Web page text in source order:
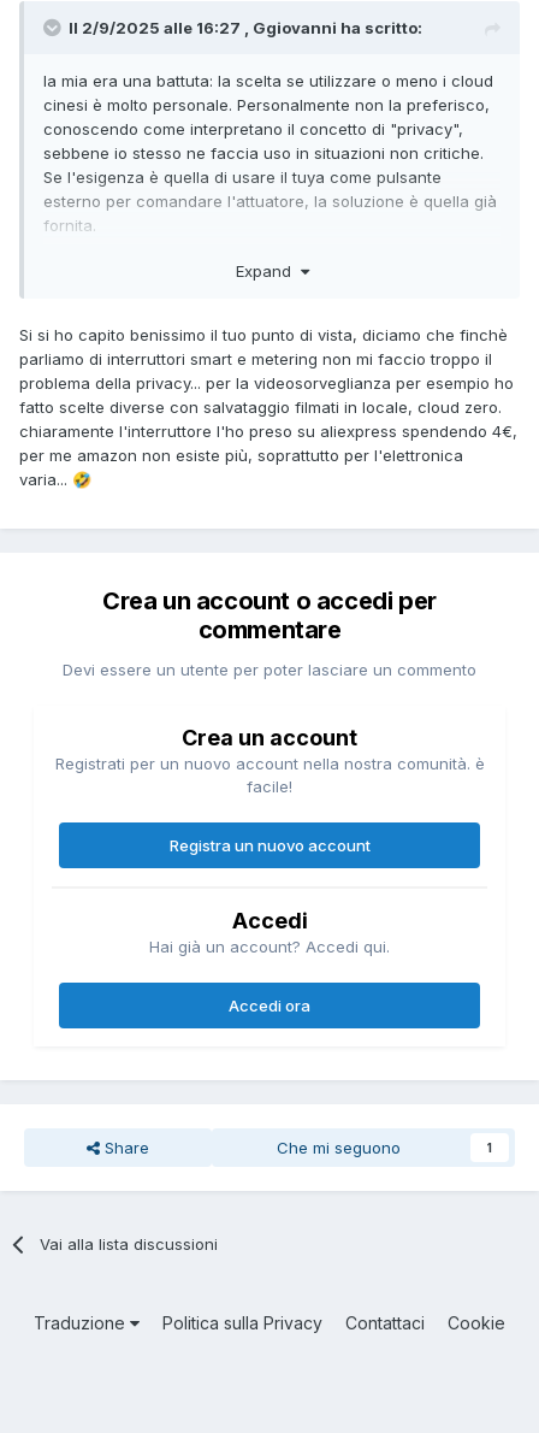
Il 2/9/2025 alle 16:27 , Ggiovanni ha scritto:
la mia era una battuta: la scelta se utilizzare o meno i cloud
cinesi è molto personale. Personalmente non la preferisco,
conoscendo come interpretano il concetto di "privacy",
sebbene io stesso ne faccia uso in situazioni non critiche.
Se l'esigenza è quella di usare il tuya come pulsante
esterno per comandare l'attuatore, la soluzione è quella già
fornita.
Expand
Si si ho capito benissimo il tuo punto di vista, diciamo che finchè
parliamo di interruttori smart e metering non mi faccio troppo il
problema della privacy... per la videosorveglianza per esempio ho
fatto scelte diverse con salvataggio filmati in locale, cloud zero.
chiaramente l'interruttore l'ho preso su aliexpress spendendo 4€,
per me amazon non esiste più, soprattutto per l'elettronica
varia... 🤣
Crea un account o accedi per
commentare
Devi essere un utente per poter lasciare un commento
Crea un account
Registrati per un nuovo account nella nostra comunità. è
facile!
Registra un nuovo account
Accedi
Hai già un account? Accedi qui.
Accedi ora
Share Che mi seguono 1
Vai alla lista discussioni
Traduzione Politica sulla Privacy Contattaci Cookie